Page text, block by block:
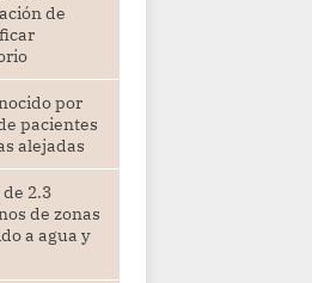
de
por
pacientes
alejadas
2.3
de zonas
a agua y